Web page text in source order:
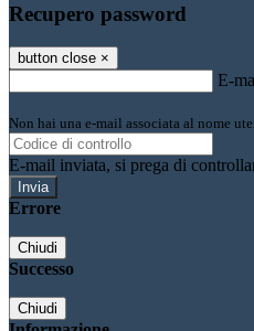
Recupero password
button close ×
E-
Non hai una e-mail associata al nome
E-mail inviata, si prega di
Errore
Chiudi
Successo
Chiudi